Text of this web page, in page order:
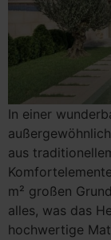
In einer
aus
m² großen
alles, was das
hochwertige